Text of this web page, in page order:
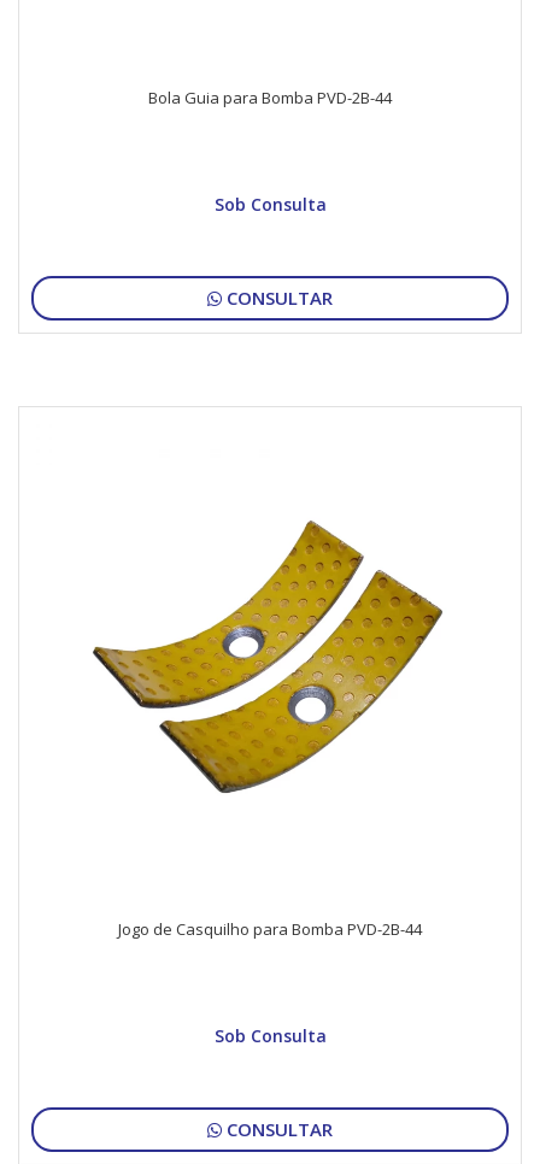
Bola Guia para Bomba PVD-2B-44
Sob Consulta
CONSULTAR
Jogo de Casquilho para Bomba PVD-2B-44
Sob Consulta
CONSULTAR